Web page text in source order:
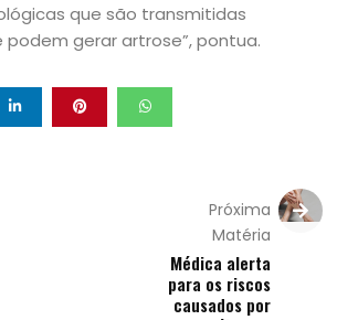
que são transmitidas
gerar artrose”, pontua.
Próxima
Matéria
Médica alerta
para os riscos
causados por